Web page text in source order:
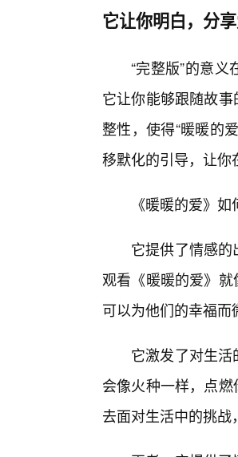
它让你明白，分
“完整版”的意
它让你能够跟随故
整性，使得“暖暖的
移默化的引导，让
《暖暖的爱》
它提供了情感
观看《暖暖的爱》
可以为他们的幸福
它激发了对生
会像火种一样，点
去面对生活中的挑